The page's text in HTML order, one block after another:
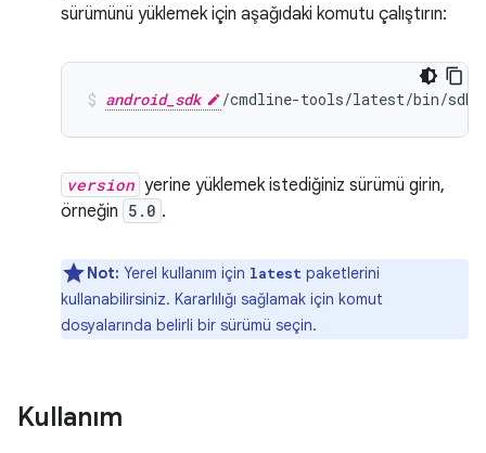
sürümünü yüklemek için aşağıdaki komutu çalıştırın:
android_sdk /cmdline-tools/latest/bin/
version yerine yüklemek istediğiniz sürümü girin,
örneğin 5.0 .
Not: Yerel kullanım için latest paketlerini
kullanabilirsiniz. Kararlılığı sağlamak için komut
dosyalarında belirli bir sürümü seçin.
Kullanım